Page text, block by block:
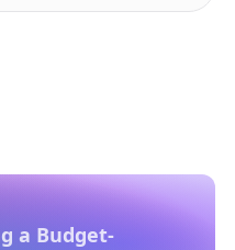
a Budget-